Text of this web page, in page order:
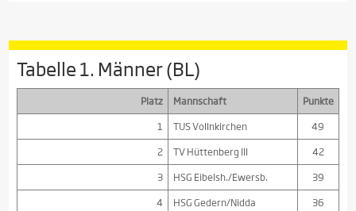
Tabelle 1. Männer (BL)
Platz Mannschaft
Punkte
1
TUS Vollnkirchen
49
2
TV Hüttenberg III
42
3
HSG Eibelsh./Ewersb.
39
4
HSG Gedern/Nidda
36